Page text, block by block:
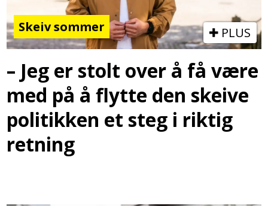
Skeiv sommer PLUS
– Jeg er stolt over å få være
med på å flytte den skeive
politikken et steg i riktig
retning